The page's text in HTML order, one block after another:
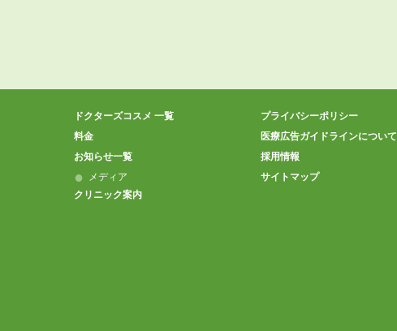
ドクターズコスメ 一覧
料金
お知らせ一覧
メディア
クリニック案内
プライバシーポリシー
医療広告ガイドラインについて
採用情報
サイトマップ